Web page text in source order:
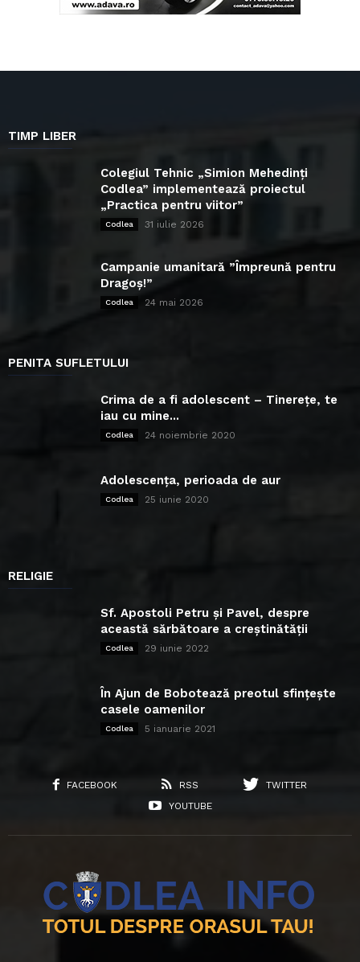
TIMP LIBER
Colegiul Tehnic „Simion Mehedinți
Codlea” implementează proiectul
„Practica pentru viitor”
Codlea 31 iulie 2026
Campanie umanitară ”Împreună pentru
Dragoș!”
Codlea 24 mai 2026
PENITA SUFLETULUI
Crima de a fi adolescent – Tinerețe, te
iau cu mine...
Codlea 24 noiembrie 2020
Adolescența, perioada de aur
Codlea 25 iunie 2020
RELIGIE
Sf. Apostoli Petru și Pavel, despre
această sărbătoare a creștinătății
Codlea 29 iunie 2022
În Ajun de Bobotează preotul sfințește
casele oamenilor
Codlea 5 ianuarie 2021
FACEBOOK RSS
TWITTER
YOUTUBE